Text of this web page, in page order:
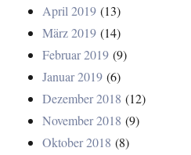
April 2019 (13)
März 2019 (14)
Februar 2019 (9)
Januar 2019 (6)
Dezember 2018 (12)
November 2018 (9)
Oktober 2018 (8)